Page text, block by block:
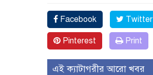
Facebook Twitter
Pinterest Print
এই ক্যাটাগরীর আরো খবর